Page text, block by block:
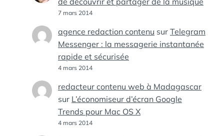
7 mars 2014
agence redaction contenu sur Telegram
Messenger : la messagerie instantanée
rapide et sécurisée
4 mars 2014
redacteur contenu web à Madagascar
sur L’économiseur d’écran Google
Trends pour Mac OS X
4 mars 2014